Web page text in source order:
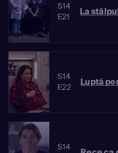
S14
E21
La
S14
E22
Luptă
S14